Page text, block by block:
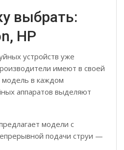
выбрать:
HP
устройств уже
имеют в своей
в каждом
аппаратов выделяют
модели с
подачи струи —